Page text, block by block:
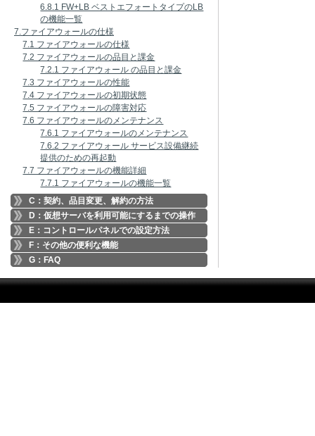
6.8.1 FW+LB ベストエフォートタイプのLB
の機能一覧
7.ファイアウォールの仕様
7.1 ファイアウォールの仕様
7.2 ファイアウォールの品目と課金
7.2.1 ファイアウォール の品目と課金
7.3 ファイアウォールの性能
7.4 ファイアウォールの初期状態
7.5 ファイアウォールの障害対応
7.6 ファイアウォールのメンテナンス
7.6.1 ファイアウォールのメンテナンス
7.6.2 ファイアウォール サービス設備継続
提供のための再起動
7.7 ファイアウォールの機能詳細
7.7.1 ファイアウォールの機能一覧
C：契約、品目変更、解約の方法
D：仮想サーバを利用可能にするまでの操作
E：コントロールパネルでの設定方法
F：その他の便利な機能
G：FAQ